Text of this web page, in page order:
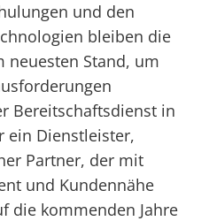
und den
bleiben die
neuesten Stand, um
Bereitschaftsdienst in
ein Dienstleister,
Partner, der mit
und Kundennähe
die kommenden Jahre